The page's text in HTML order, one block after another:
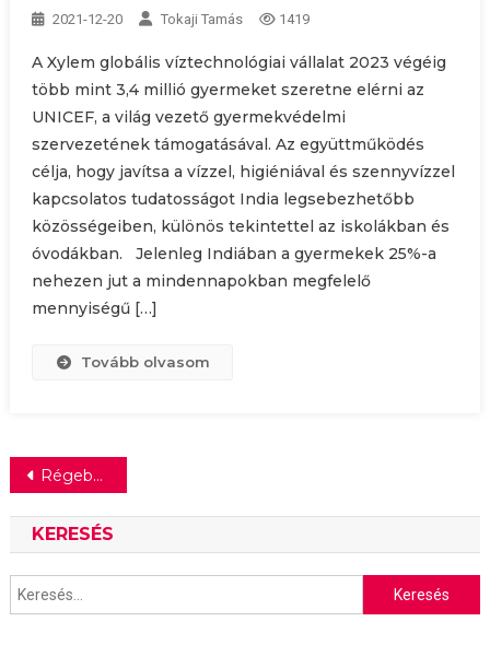
2021-12-20 Tokaji Tamás 1419
A Xylem globális víztechnológiai vállalat 2023 végéig
több mint 3,4 millió gyermeket szeretne elérni az
UNICEF, a világ vezető gyermekvédelmi
szervezetének támogatásával. Az együttműködés
célja, hogy javítsa a vízzel, higiéniával és szennyvízzel
kapcsolatos tudatosságot India legsebezhetőbb
közösségeiben, különös tekintettel az iskolákban és
óvodákban. Jelenleg Indiában a gyermekek 25%-a
nehezen jut a mindennapokban megfelelő
mennyiségű […]
Tovább olvasom
Bejegyzés
navigáció
Régebbi bejegyzések
KERESÉS
Keresés: